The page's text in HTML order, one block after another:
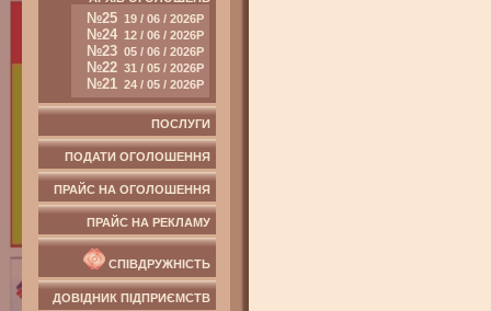
№25 19 / 06 / 2026Р
№24 12 / 06 / 2026Р
№23 05 / 06 / 2026Р
№22 31 / 05 / 2026Р
№21 24 / 05 / 2026Р
ПОСЛУГИ
ПОДАТИ ОГОЛОШЕННЯ
ПРАЙС НА ОГОЛОШЕННЯ
ПРАЙС НА РЕКЛАМУ
СПІВДРУЖНІСТЬ
ДОВІДНИК ПІДПРИЄМСТВ